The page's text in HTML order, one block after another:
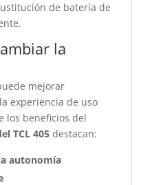
de batería de
la
mejorar
experiencia de uso
los beneficios del
TCL 405destacan:
autonomía